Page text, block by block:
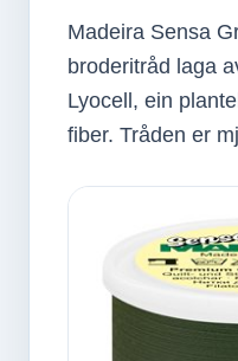
Madeira Sensa
broderitråd laga
Lyocell, ein
fiber. Tråden er